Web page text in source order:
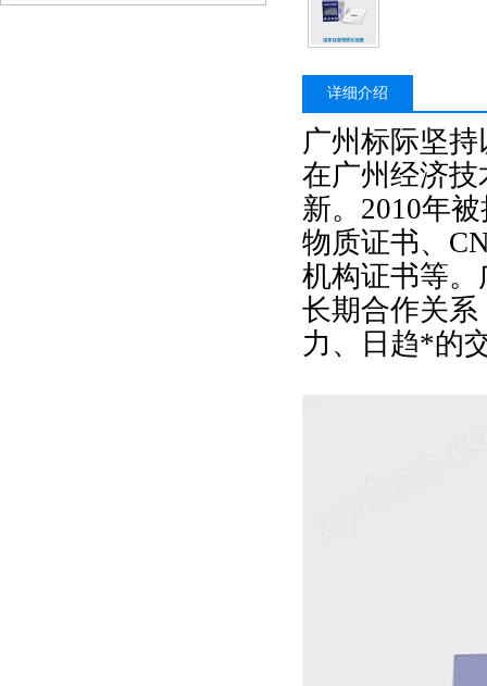
详细介绍
广州标际坚
在广州经济
新。 2010年
物质证书、
机构证书等
长期合作关
力、日趋*的